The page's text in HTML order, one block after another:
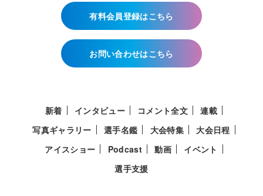
有料会員登録はこちら
お問い合わせはこちら
新着 インタビュー コメント全文
連載
写真ギャラリー
選手名鑑 大会特集
大会日程
アイスショー
Podcast 動画
イベント
選手支援